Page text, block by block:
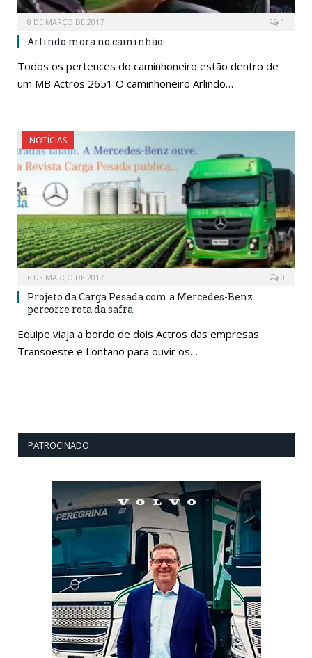
8 DE MARÇO DE 2017 1
Arlindo mora no caminhão
Todos os pertences do caminhoneiro estão dentro de
um MB Actros 2651 O caminhoneiro Arlindo…
NOTÍCIAS
6 DE MARÇO DE 2017 0
Projeto da Carga Pesada com a Mercedes-Benz
percorre rota da safra
Equipe viaja a bordo de dois Actros das empresas
Transoeste e Lontano para ouvir os…
PATROCINADO